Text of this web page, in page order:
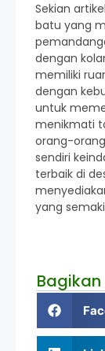
Sekian
batu yang
dengan
memiliki
dengan
untuk
menikmati
orang-
sendiri
terbaik di
yang
Bagikan